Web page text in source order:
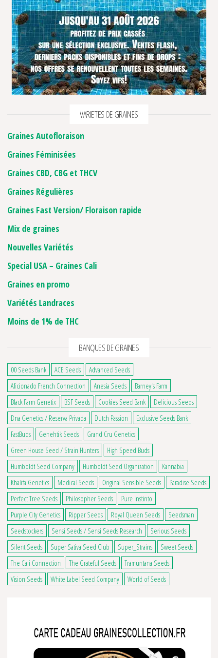
VARIETES DE GRAINES
Graines Autofloraison
Graines Féminisées
Graines CBD, CBG et THCV
Graines Régulières
Graines Fast Version/ Floraison rapide
Mix de graines
Nouvelles Variétés
Special USA – Graines Cali
Graines en promo
Variétés Landraces
Moins de 1% de THC
BANQUES DE GRAINES
00 Seeds Bank ACE Seeds
Advanced Seeds
Aficionado French Connection
Anesia Seeds
Barney's Farm
Black Farm Genetix
BSF Seeds Cookies Seed Bank
Delicious Seeds
Dna Genetics / Reserva Privada
Dutch Passion
Exclusive Seeds Bank
FastBuds
Genehtik Seeds
Grand Cru Genetics
Green House Seed / Strain Hunters
High Speed Buds
Humboldt Seed Company
Humboldt Seed Organization
Kannabia
Khalifa Genetics
Medical Seeds Original Sensible Seeds
Paradise Seeds
Perfect Tree Seeds
Philosopher Seeds
Pure Instinto
Purple City Genetics
Ripper Seeds Royal Queen Seeds
Seedsman
Seedstockers
Sensi Seeds / Sensi Seeds Research
Serious Seeds
Silent Seeds
Super Sativa Seed Club Super_Strains
Sweet Seeds
The Cali Connection
The Grateful Seeds
Tramuntana Seeds
Vision Seeds
White Label Seed Company World of Seeds